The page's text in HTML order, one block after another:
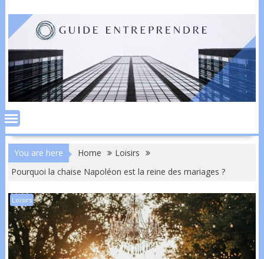
content
You are here Home
Loisirs
Pourquoi la chaise Napoléon est la reine des mariages ?
Loisirs